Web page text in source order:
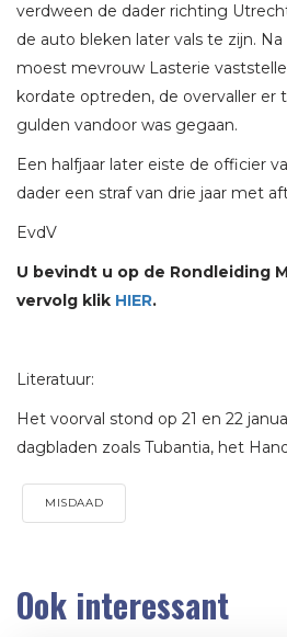
verdween de dader richting
de auto bleken later vals te zijn.
moest mevrouw Lasterie
kordate optreden, de overvaller er
gulden vandoor was gegaan.
Een halfjaar later eiste de officier
dader een straf van drie jaar met
EvdV
U bevindt u op de Rondleiding
vervolg klik HIER.
Literatuur:
Het voorval stond op 21 en 22
dagbladen zoals Tubantia, het
MISDAAD
Ook interessant